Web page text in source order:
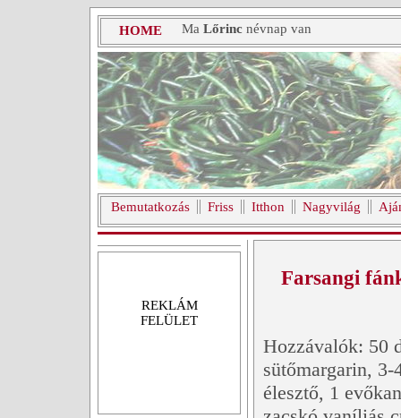
HOME Ma Lőrinc névnap van
Bemutatkozás Friss Itthon Nagyvilág
REKLÁM
FELÜLET
Farsangi
Hozzávalók: 50
sütőmargarin,
élesztő, 1